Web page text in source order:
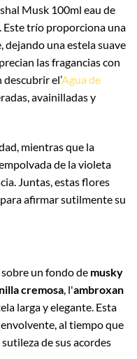
Musk 100ml eau de
Este trío proporciona una
una estela suave
las fragancias con
el’Agua de
avainilladas y
mientras que la
de la violeta
Juntas, estas flores
afirmar sutilmente su
sobre un fondo de musky
cremosa, l'ambroxan
larga y elegante. Esta
al tiempo que
de sus acordes